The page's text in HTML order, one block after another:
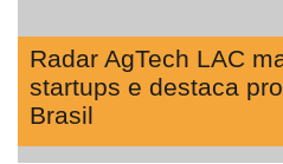
Radar AgTech LAC
startups e destaca
Brasil